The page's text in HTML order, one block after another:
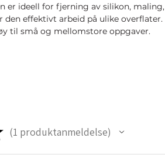
er ideell for fjerning av silikon,
effektivt arbeid på ulike
til små og mellomstore oppgaver.
1 produktanmeldelse